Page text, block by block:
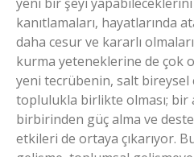
kanıtlamaları, hayatlarında
daha cesur ve kararlı
kurma yeteneklerine de çok
yeni tecrübenin, salt bireysel
toplulukla birlikte olması; bir
birbirinden güç alma ve
etkileri de ortaya çıkarıyor.